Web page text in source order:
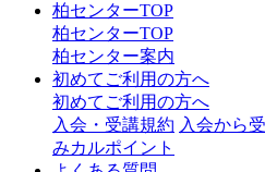
柏センターTOP
柏センターTOP
柏センター案内
初めてご利用の方へ
初めてご利用の方へ
入会・受講規約 入会から
みカルポイント